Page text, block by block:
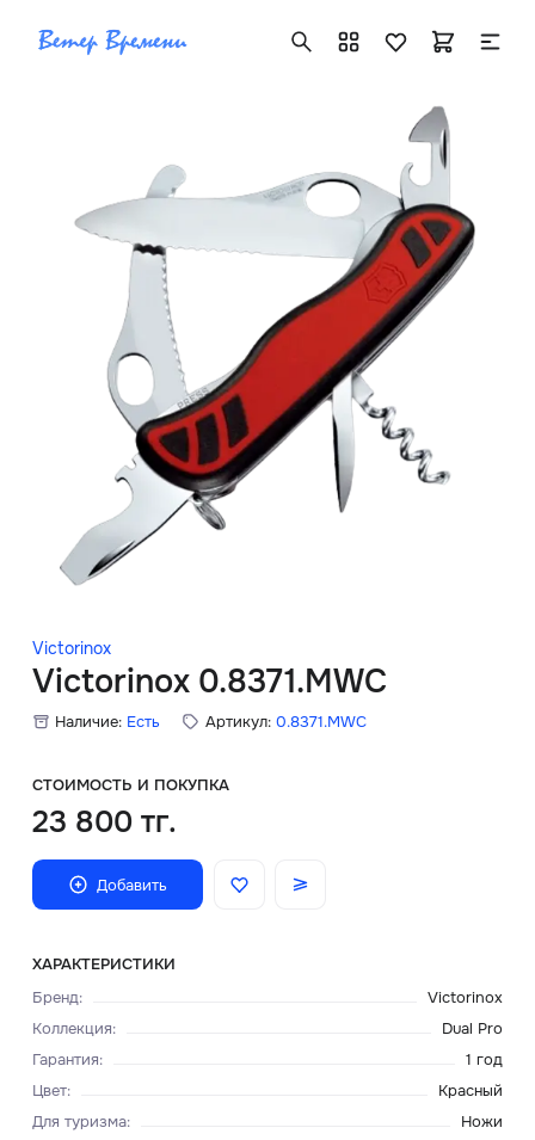
Victorinox
Victorinox 0.8371.MWC
Наличие: Есть Артикул: 0.8371.MWC
СТОИМОСТЬ И ПОКУПКА
23 800 тг.
Добавить
ХАРАКТЕРИСТИКИ
Бренд:
Victorinox
Коллекция:
Dual Pro
Гарантия:
1 год
Цвет:
Красный
Для туризма:
Ножи
+7 ( 705 ) 181-42-50
info@vetervremeni.kz
Авторизация
Каталог
Мужские часы
Женские часы
Главная
О нас